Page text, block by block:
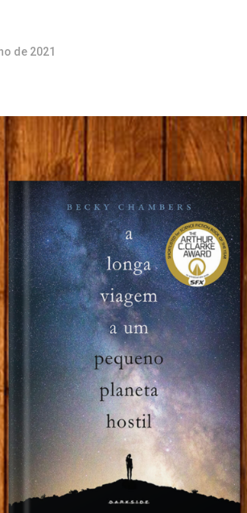
de 2021